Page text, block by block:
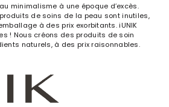
minimalisme à une époque d’excès.
produits de soins de la peau sont inutiles,
à des prix exorbitants. iUNIK
! Nous créons des produits de soin
naturels, à des prix raisonnables.